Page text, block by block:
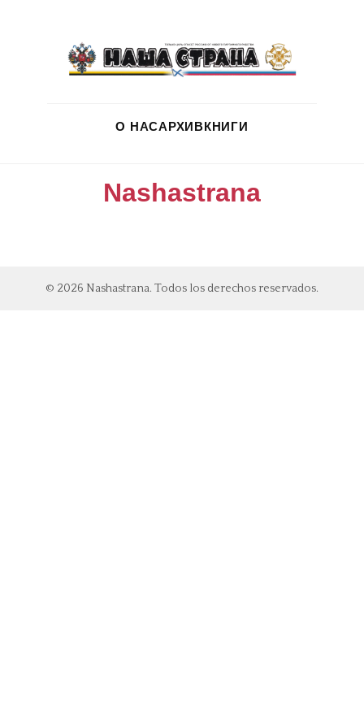
О НАСАРХИВКНИГИ
Nashastrana
© 2026 Nashastrana. Todos los derechos reservados.